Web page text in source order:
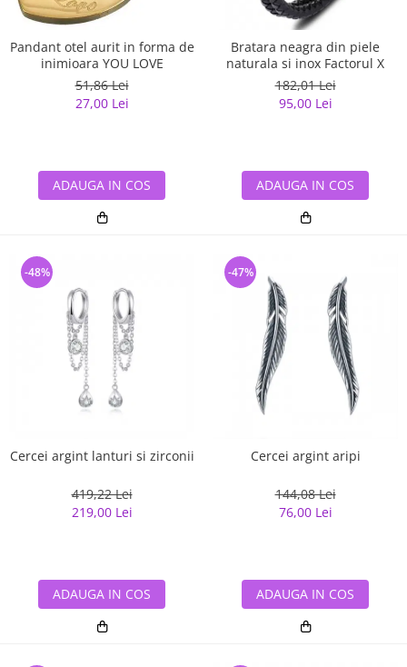
Pandant otel aurit in forma de
inimioara YOU LOVE
51,86 Lei
27,00 Lei
ADAUGA IN COS
Bratara neagra din piele
naturala si inox Factorul X
182,01 Lei
95,00 Lei
ADAUGA IN COS
Cercei argint lanturi si zirconii
419,22 Lei
219,00 Lei
-48%
ADAUGA IN COS
Cercei argint aripi
144,08 Lei
76,00 Lei
-47%
ADAUGA IN COS